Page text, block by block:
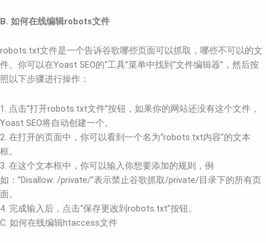
B. 如何在线编辑robots文件
robots.txt文件是一个告诉谷歌哪些页面可以抓取，哪些不可以的文
件。你可以在Yoast SEO的“工具”菜单中找到“文件编辑器”，然后按
照以下步骤进行操作：
1. 点击“打开robots.txt文件”按钮，如果你的网站还没有这个文件，
Yoast SEO将自动创建一个。
2. 在打开的页面中，你可以看到一个名为“robots.txt内容”的文本
框。
3. 在这个文本框中，你可以输入你想要添加的规则，例
如：”Disallow: /private/”表示禁止谷歌抓取/private/目录下的所有页
面。
4. 完成输入后，点击“保存更改到robots.txt”按钮。
C. 如何在线编辑htaccess文件